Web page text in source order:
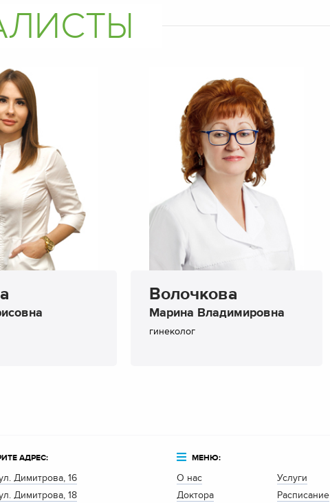
Волочкова
Марина Владимировна
гинеколог
АДРЕС:
Димитрова, 16
Димитрова, 18
МЕНЮ:
О нас
Услуги
Доктора
Расписание